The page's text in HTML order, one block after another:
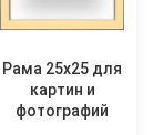
Рама 25x25 для
картин и
фотографий